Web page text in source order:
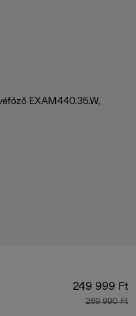
249 999 Ft
269 990 Ft